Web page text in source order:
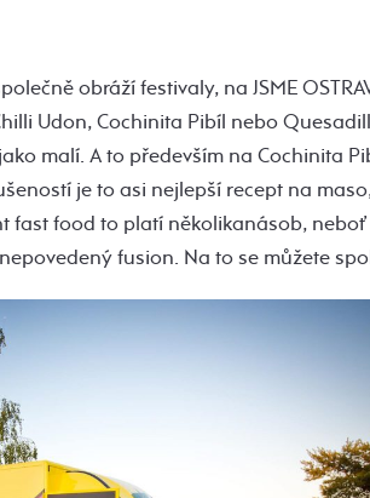
obráží festivaly, na JSME
Udon, Cochinita Pibíl nebo
malí. A to především na Cochinita
je to asi nejlepší recept na
fast food to platí několikanásob, neboť
fusion. Na to se můžete